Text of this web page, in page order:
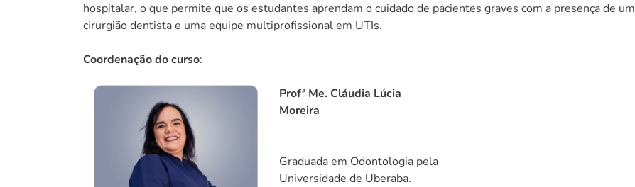
hospitalar, o que permite que os estudantes aprendam o cuidado de pacientes graves com a presença de um
cirurgião dentista e uma equipe multiprofissional em UTIs.
Coordenação do curso:
Profª Me. Cláudia Lúcia
Moreira
Graduada em Odontologia pela
Universidade de Uberaba.